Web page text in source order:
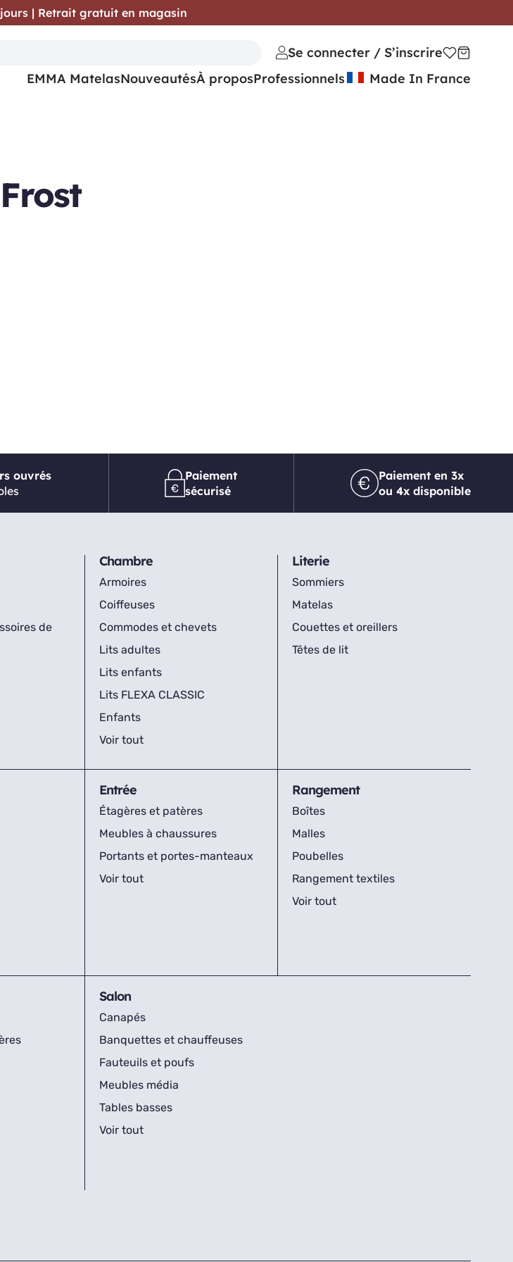
Frost
ouvrés
Paiement
sécurisé
Paiement en 3x
ou 4x disponible
de
Chambre
Armoires
Coiffeuses
Commodes et chevets
Lits adultes
Lits enfants
Lits FLEXA CLASSIC
Enfants
Voir tout
Literie
Sommiers
Matelas
Couettes et oreillers
Têtes de lit
Entrée
Étagères et patères
Meubles à chaussures
Portants et portes-manteaux
Voir tout
Rangement
Boîtes
Malles
Poubelles
Rangement textiles
Voir tout
Salon
Canapés
Banquettes et chauffeuses
Fauteuils et poufs
Meubles média
Tables basses
Voir tout
| Retrait gratuit en magasin
Se connecter / S’inscrire
EMMA MatelasNouveautésÀ proposProfessionnels Made In France